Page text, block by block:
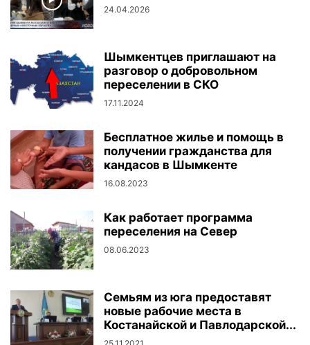
24.04.2026
Шымкентцев приглашают на
разговор о добровольном
переселении в СКО
17.11.2024
Бесплатное жилье и помощь в
получении гражданства для
кандасов в Шымкенте
16.08.2023
Как работает программа
переселения на Север
08.06.2023
Семьям из юга предоставят
новые рабочие места в
Костанайской и Павлодарской...